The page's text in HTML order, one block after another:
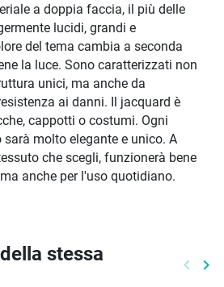
a doppia faccia, il più delle
lucidi, grandi e
del tema cambia a seconda
la luce. Sono caratterizzati non
unici, ma anche da
ai danni. Il jacquard è
cappotti o costumi. Ogni
molto elegante e unico. A
che scegli, funzionerà bene
anche per l'uso quotidiano.
stessa
keyboard_arrow_left keyboard_arrow_right